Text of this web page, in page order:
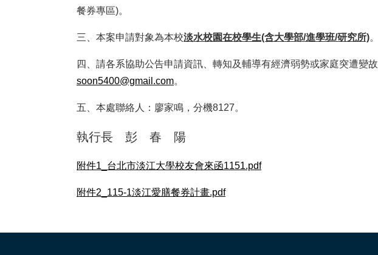
餐券專區)。
三、本案申請對象為本校淡水校園在校學生(含大學部/進學班/研究所)。
四、請各系協助公告申請資訊、轉知及輔導有經濟弱勢或家庭突遭變
soon5400@gmail.com。
五、本處聯絡人：廖家鳴，分機8127。
執行長 彭 春 陽
附件1_台北市淡江大學校友會來函1151.pdf
附件2_115-1淡江愛膳餐券計畫.pdf